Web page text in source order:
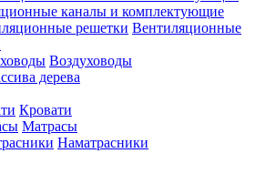
каналы и комплектующие
Вентиляционные
Воздуховоды
дерева
Кровати
Матрасы
Наматрасники